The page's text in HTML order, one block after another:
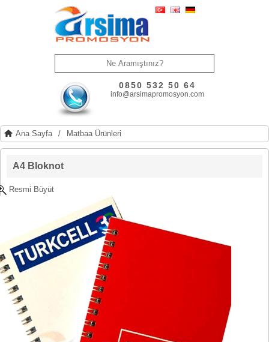
0850 532 50 64
info@arsimapromosyon.com
Ana Sayfa / Matbaa Ürünleri
A4 Bloknot
Resmi Büyüt